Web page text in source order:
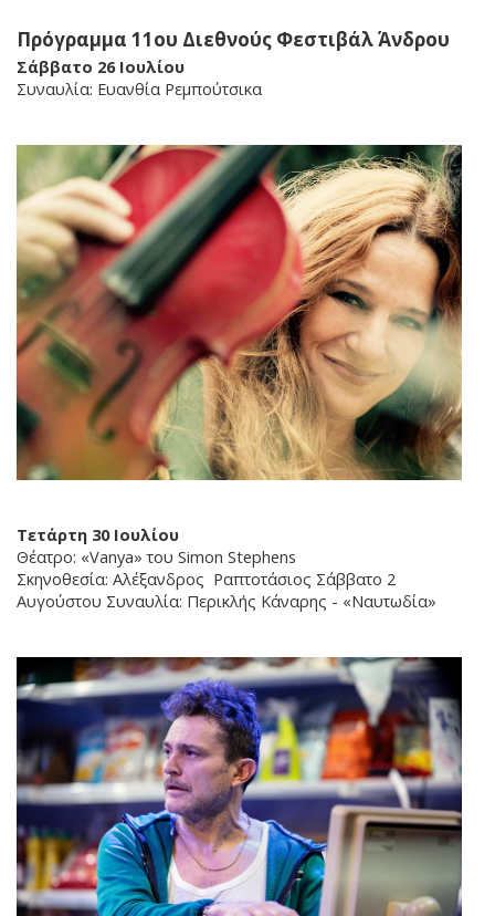
Πρόγραμμα 11ου Διεθνούς Φεστιβάλ Άνδρου
Σάββατο 26 Ιουλίου
Συναυλία: Ευανθία Ρεμπούτσικα
Τετάρτη 30 Ιουλίου
Θέατρο: «Vanya» του Simon Stephens
Σκηνοθεσία: Αλέξανδρος Ραπτοτάσιος Σάββατο 2
Αυγούστου Συναυλία: Περικλής Κάναρης - «Ναυτωδία»